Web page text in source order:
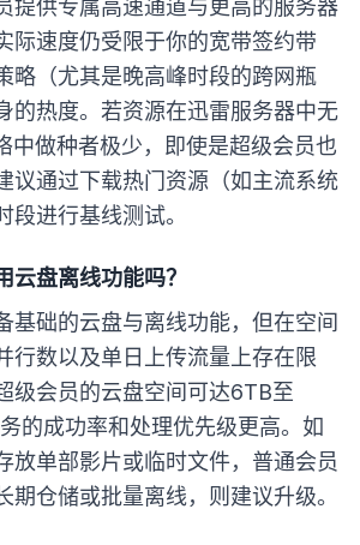
提供专属高速通道与更高的服务器
际速度仍受限于你的宽带签约带
略（尤其是晚高峰时段的跨网瓶
的热度。若资源在迅雷服务器中无
中做种者极少，即使是超级会员也
议通过下载热门资源（如主流系统
段进行基线测试。
云盘离线功能吗？
基础的云盘与离线功能，但在空间
行数以及单日上传流量上存在限
级会员的云盘空间可达6TB至
的成功率和处理优先级更高。如
放单部影片或临时文件，普通会员
期仓储或批量离线，则建议升级。